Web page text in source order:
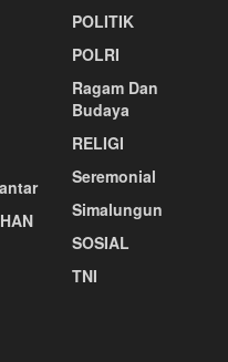
POLITIK
POLRI
Ragam Dan
Budaya
RELIGI
Seremonial
Simalungun
SOSIAL
TNI